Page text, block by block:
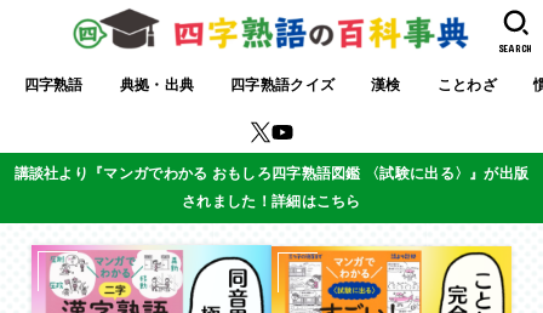
四字熟語 典拠・出典 四字熟語クイズ 漢検 ことわざ
SEARCH
講談社より『マンガでわかる おもしろ四字熟語図鑑 〈試験に出る〉』が出版
されました！詳細はこちら